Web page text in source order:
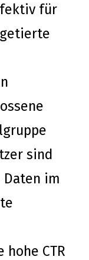
für
sind
im
CTR